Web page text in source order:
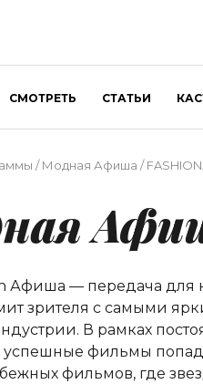
СМОТРЕТЬ СТАТЬИ
/Модная Афиша /
Афиша — передача
зрителя с самыми
В рамках
фильмы
фильмов, где